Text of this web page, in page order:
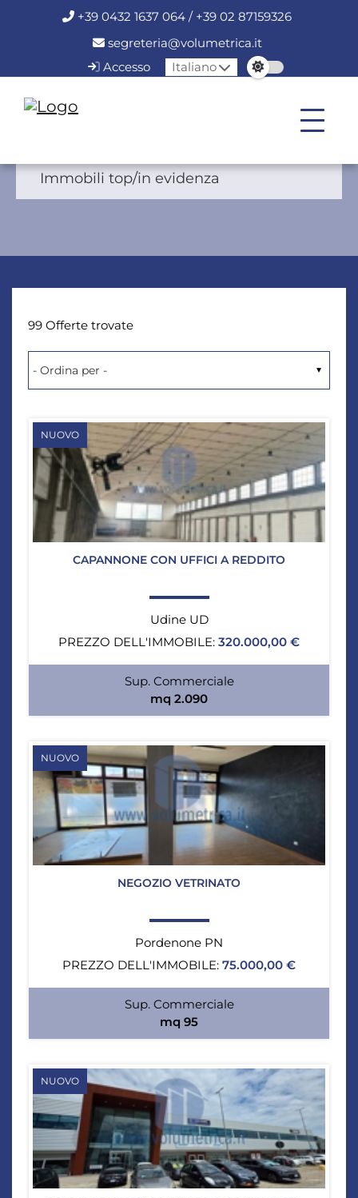
+39 0432 1637 064 / +39 02 87159326
segreteria@volumetrica.it
Accesso
Italiano
Immobili top/in evidenza
99 Offerte trovate
NUOVO
CAPANNONE CON UFFICI A REDDITO
Udine UD
PREZZO DELL'IMMOBILE: 320.000,00 €
Sup. Commerciale
mq 2.090
NUOVO
NEGOZIO VETRINATO
Pordenone PN
PREZZO DELL'IMMOBILE: 75.000,00 €
Sup. Commerciale
mq 95
NUOVO